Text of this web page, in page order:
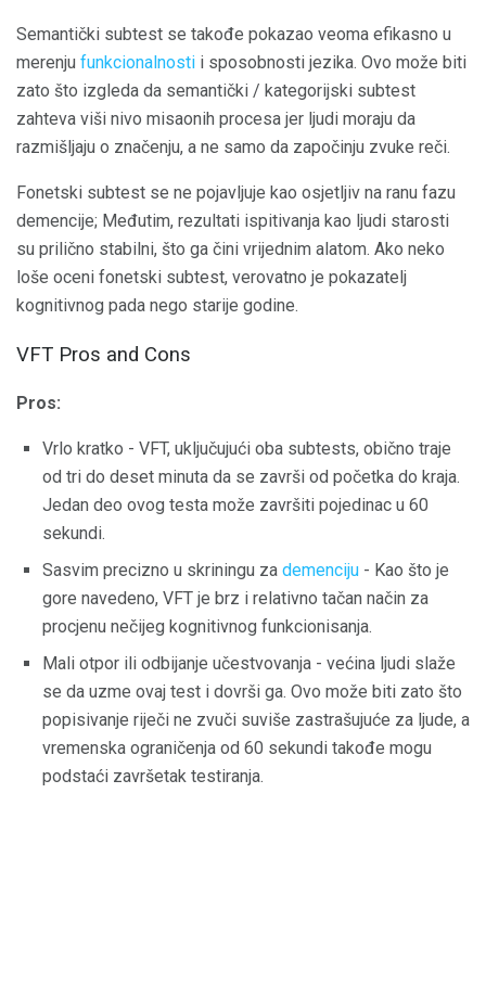
Semantički subtest se takođe pokazao veoma efikasno u
merenju funkcionalnosti i sposobnosti jezika. Ovo može biti
zato što izgleda da semantički / kategorijski subtest
zahteva viši nivo misaonih procesa jer ljudi moraju da
razmišljaju o značenju, a ne samo da započinju zvuke reči.
Fonetski subtest se ne pojavljuje kao osjetljiv na ranu fazu
demencije; Međutim, rezultati ispitivanja kao ljudi starosti
su prilično stabilni, što ga čini vrijednim alatom. Ako neko
loše oceni fonetski subtest, verovatno je pokazatelj
kognitivnog pada nego starije godine.
VFT Pros and Cons
Pros:
Vrlo kratko - VFT, uključujući oba subtests, obično traje
od tri do deset minuta da se završi od početka do kraja.
Jedan deo ovog testa može završiti pojedinac u 60
sekundi.
Sasvim precizno u skriningu za demenciju - Kao što je
gore navedeno, VFT je brz i relativno tačan način za
procjenu nečijeg kognitivnog funkcionisanja.
Mali otpor ili odbijanje učestvovanja - većina ljudi slaže
se da uzme ovaj test i dovrši ga. Ovo može biti zato što
popisivanje riječi ne zvuči suviše zastrašujuće za ljude, a
vremenska ograničenja od 60 sekundi takođe mogu
podstaći završetak testiranja.